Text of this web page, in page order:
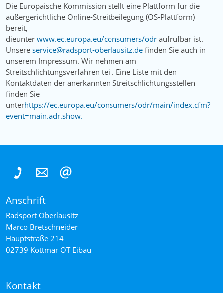
Die Europäische Kommission stellt eine Plattform für die
außergerichtliche Online-Streitbeilegung (OS-Plattform)
bereit,
dieunter www.ec.europa.eu/consumers/odr aufrufbar ist.
Unsere service­@­radsport‑oberlausitz­.­de finden Sie auch in
unserem Impressum. Wir nehmen am
Streitschlichtungsverfahren teil. Eine Liste mit den
Kontaktdaten der anerkannten Streitschlichtungsstellen
finden Sie
unterhttps://ec.europa.eu/consumers/odr/main/index.cfm?
event=main.adr.show.
Anschrift
Radsport Oberlausitz
Marco Bretschneider
Hauptstraße 214
02739 Kottmar OT Eibau
Kontakt